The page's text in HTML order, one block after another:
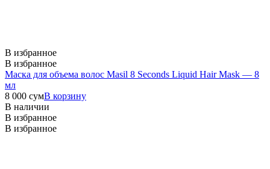
В избранное
В избранное
Маска для объема волос Masil 8 Seconds Liquid Hair Mask — 8
мл
8 000 сумВ корзину
В наличии
В избранное
В избранное